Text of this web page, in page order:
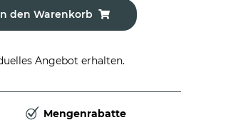
den Warenkorb
Angebot erhalten.
Mengenrabatte